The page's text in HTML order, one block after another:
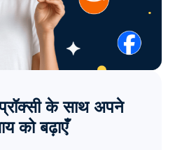
के साथ अपने
को बढ़ाएँ